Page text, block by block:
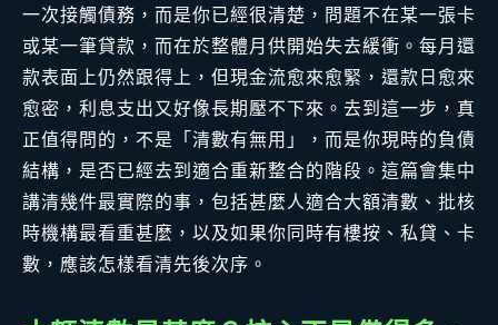
一次接觸債務，而是你已經很清楚，問題不在某一張卡
或某一筆貸款，而在於整體月供開始失去緩衝。每月還
款表面上仍然跟得上，但現金流愈來愈緊，還款日愈來
愈密，利息支出又好像長期壓不下來。去到這一步，真
正值得問的，不是「清數有無用」，而是你現時的負債
結構，是否已經去到適合重新整合的階段。這篇會集中
講清幾件最實際的事，包括甚麼人適合大額清數、批核
時機構最看重甚麼，以及如果你同時有樓按、私貸、卡
數，應該怎樣看清先後次序。